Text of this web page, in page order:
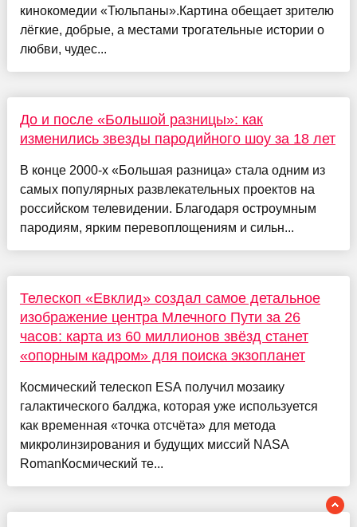
кинокомедии «Тюльпаны».Картина обещает зрителю
лёгкие, добрые, а местами трогательные истории о
любви, чудес...
До и после «Большой разницы»: как
изменились звезды пародийного шоу за 18 лет
В конце 2000-х «Большая разница» стала одним из
самых популярных развлекательных проектов на
российском телевидении. Благодаря остроумным
пародиям, ярким перевоплощениям и сильн...
Телескоп «Евклид» создал самое детальное
изображение центра Млечного Пути за 26
часов: карта из 60 миллионов звёзд станет
«опорным кадром» для поиска экзопланет
Космический телескоп ESA получил мозаику
галактического балджа, которая уже используется
как временная «точка отсчёта» для метода
микролинзирования и будущих миссий NASA
RomanКосмический те...